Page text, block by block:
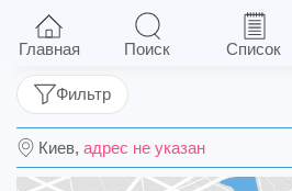
Дип Рилиф гель туба 50 г
Киев, адрес не указан
Фильтр
Главная Поиск Список